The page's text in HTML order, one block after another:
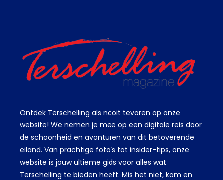
Ontdek Terschelling als nooit tevoren op onze
website! We nemen je mee op een digitale reis door
de schoonheid en avonturen van dit betoverende
eiland. Van prachtige foto’s tot insider-tips, onze
website is jouw ultieme gids voor alles wat
Terschelling te bieden heeft. Mis het niet, kom en